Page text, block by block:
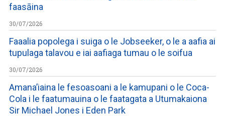
faasāina
30/07/2026
Faaalia popolega i suiga o le Jobseeker, o le a aafia ai
tupulaga talavou e iai aafiaga tumau o le soifua
30/07/2026
Amana’iaina le fesoasoani a le kamupani o le Coca-
Cola i le faatumauina o le faatagata a Utumakaiona
Sir Michael Jones i Eden Park